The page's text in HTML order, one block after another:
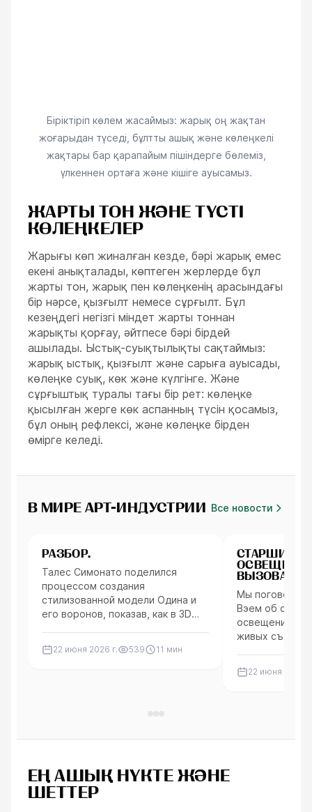
Біріктіріп көлем жасаймыз: жарық оң жақтан
жоғарыдан түседі, бұлтты ашық және көлеңкелі
жақтары бар қарапайым пішіндерге бөлеміз,
үлкеннен ортаға және кішіге ауысамыз.
ЖАРТЫ ТОН ЖӘНЕ ТҮСТІ
КӨЛЕҢКЕЛЕР
Жарығы көп жиналған кезде, бәрі жарық емес
екені анықталады, көптеген жерлерде бұл
жарты тон, жарық пен көлеңкенің арасындағы
бір нәрсе, қызғылт немесе сұрғылт. Бұл
кезеңдегі негізгі міндет жарты тоннан
жарықты қорғау, әйтпесе бәрі бірдей
ашылады. Ыстық-суықтылықты сақтаймыз:
жарық ыстық, қызғылт және сарыға ауысады,
көлеңке суық, көк және күлгінге. Және
сұрғыштық туралы тағы бір рет: көлеңке
қысылған жерге көк аспанның түсін қосамыз,
бұл оның рефлексі, және көлеңке бірден
өмірге келеді.
В МИРЕ АРТ-ИНДУСТРИИ Все новости
Персонажи
РАЗБОР.
Талес Симонато поделился
процессом создания
стилизованной модели Одина и
его воронов, показав, как в 3D
22 июня 2026 г. 539 11 мин
Интервью
СТАРШИЙ
ВЫЗОВАХ В
ЭФФЕКТАХ,
НАЧАЛЕ
ИНДУСТРИИ
Мы
Вэем об
освещением в
живых
22 июня 2026 г.
ЕҢ АШЫҚ НҮКТЕ ЖӘНЕ
ШЕТТЕР